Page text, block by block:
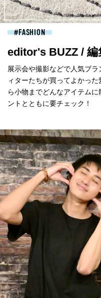
FASHION
editor's BUZZ / 編
展示会や撮影などで人気ブ
ィターたちが買ってよかっ
ら小物までどんなアイテム
ントとともに要チェック！